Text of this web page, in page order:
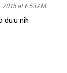
2015 at 6:53 AM
dulu nih